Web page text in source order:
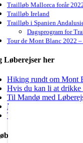
Trailløb Mallorca forår
Trailløb Ireland
Trailløb i Spanien
Dagsprogram for
Tour de Mont Blanc 2022
Løberejser her
Hiking rundt om Mont
Hvis du kan li at drikke
Til Mandø med
Kig forbi hos Steep &
Til dig der godt vil
i din mailbox